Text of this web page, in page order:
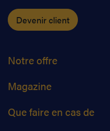
Devenir client
Notre offre
Magazine
Que faire en cas de